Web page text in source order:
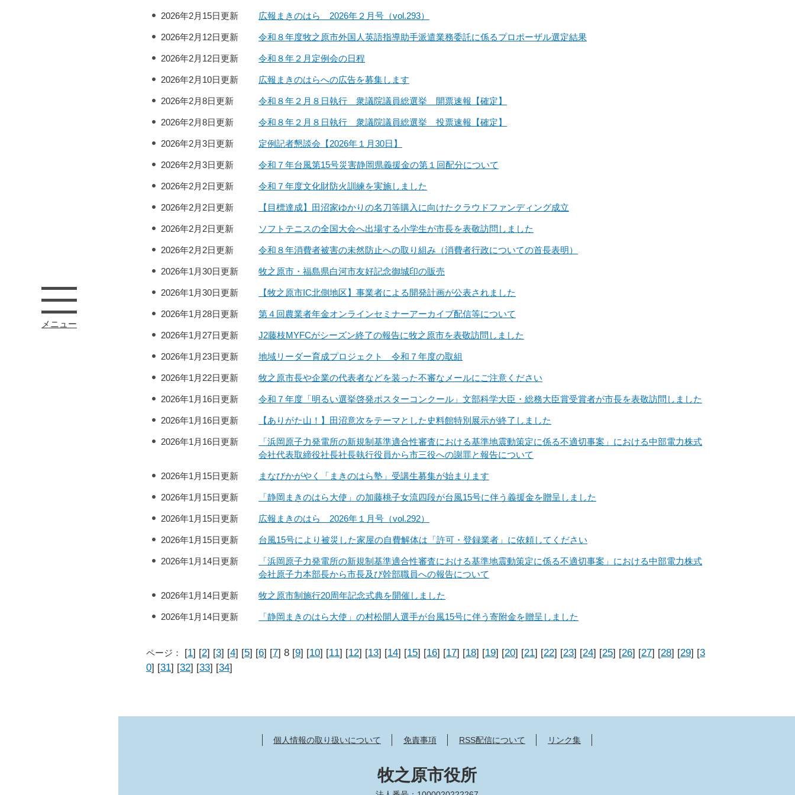
メニュー
2026年2月15日更新 広報まきのはら 2026年２月号（vol.293）
2026年2月12日更新 令和８年度牧之原市外国人英語指導助手派遣業務委託に係るプロポーザル選定結果
2026年2月12日更新 令和８年２月定例会の日程
2026年2月10日更新 広報まきのはらへの広告を募集します
2026年2月8日更新 令和８年２月８日執行 衆議院議員総選挙 開票速報【確定】
2026年2月8日更新 令和８年２月８日執行 衆議院議員総選挙 投票速報【確定】
2026年2月3日更新 定例記者懇談会【2026年１月30日】
2026年2月3日更新 令和７年台風第15号災害静岡県義援金の第１回配分について
2026年2月2日更新 令和７年度文化財防火訓練を実施しました
2026年2月2日更新 【目標達成】田沼家ゆかりの名刀等購入に向けたクラウドファンディング成立
2026年2月2日更新 ソフトテニスの全国大会へ出場する小学生が市長を表敬訪問しました
2026年2月2日更新 令和８年消費者被害の未然防止への取り組み（消費者行政についての首長表明）
2026年1月30日更新 牧之原市・福島県白河市友好記念御城印の販売
2026年1月30日更新 【牧之原市IC北側地区】事業者による開発計画が公表されました
2026年1月28日更新 第４回農業者年金オンラインセミナーアーカイブ配信等について
2026年1月27日更新 J2藤枝MYFCがシーズン終了の報告に牧之原市を表敬訪問しました
2026年1月23日更新 地域リーダー育成プロジェクト 令和７年度の取組
2026年1月22日更新 牧之原市長や企業の代表者などを装った不審なメールにご注意ください
2026年1月16日更新 令和７年度「明るい選挙啓発ポスターコンクール」文部科学大臣・総務大臣賞受賞者が市長を表敬訪問しました
2026年1月16日更新 【ありがた山！】田沼意次をテーマとした史料館特別展示が終了しました
2026年1月16日更新
「浜岡原子力発電所の新規制基準適合性審査における基準地震動策定に係る不適切事案」における中部電力株式
会社代表取締役社長社長執行役員から市三役への謝罪と報告について
2026年1月15日更新 まなびかがやく「まきのはら塾」受講生募集が始まります
2026年1月15日更新 「静岡まきのはら大使」の加藤桃子女流四段が台風15号に伴う義援金を贈呈しました
2026年1月15日更新 広報まきのはら 2026年１月号（vol.292）
2026年1月15日更新 台風15号により被災した家屋の自費解体は「許可・登録業者」に依頼してください
2026年1月14日更新
「浜岡原子力発電所の新規制基準適合性審査における基準地震動策定に係る不適切事案」における中部電力株式
会社原子力本部長から市長及び幹部職員への報告について
2026年1月14日更新 牧之原市制施行20周年記念式典を開催しました
2026年1月14日更新 「静岡まきのはら大使」の村松開人選手が台風15号に伴う寄附金を贈呈しました
ページ： [1] [2] [3] [4] [5] [6] [7] 8 [9] [10] [11] [12] [13] [14] [15] [16] [17] [18] [19] [20] [21] [22] [23] [24] [25] [26] [27] [28] [29] [3
0] [31] [32] [33] [34]
個人情報の取り扱いについて 免責事項 RSS配信について リンク集
牧之原市役所